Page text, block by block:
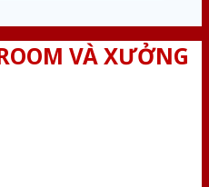
VÀ XƯỞNG